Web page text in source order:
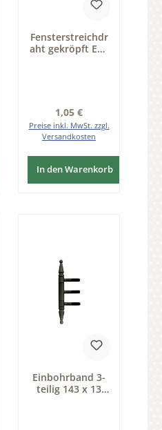
Fensterstreichdr
aht gekröpft EVZ
Regulärer Preis:
1,05 €
Preise inkl. MwSt. zzgl.
Versandkosten
In den Warenkorb
Einbohrband 3-
teilig 143 x 13